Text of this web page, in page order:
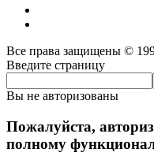
Все права защищены ©
Введите страницу
Вы не авторизованы
Пожалуйста,
полному